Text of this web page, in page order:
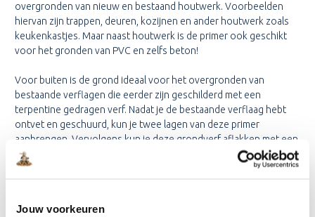
Jouw voorkeuren
overgronden van nieuw en bestaand houtwerk. Voorbeelden
hiervan zijn trappen, deuren, kozijnen en ander houtwerk zoals
keukenkastjes. Maar naast houtwerk is de primer ook geschikt
voor het gronden van PVC en zelfs beton!
Voor buiten is de grond ideaal voor het overgronden van
bestaande verflagen die eerder zijn geschilderd met een
terpentine gedragen verf. Nadat je de bestaande verflaag hebt
ontvet en geschuurd, kun je twee lagen van deze primer
aanbrengen. Vervolgens kun je deze grondverf aflakken met een
watergedragen lak. Voorbeelden hiervan zijn de Rubbol BL Satura
of de Rubbol BL Safira.